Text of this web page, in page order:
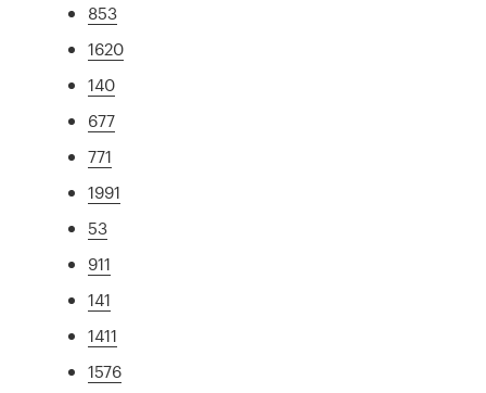
853
1620
140
677
771
1991
53
911
141
1411
1576